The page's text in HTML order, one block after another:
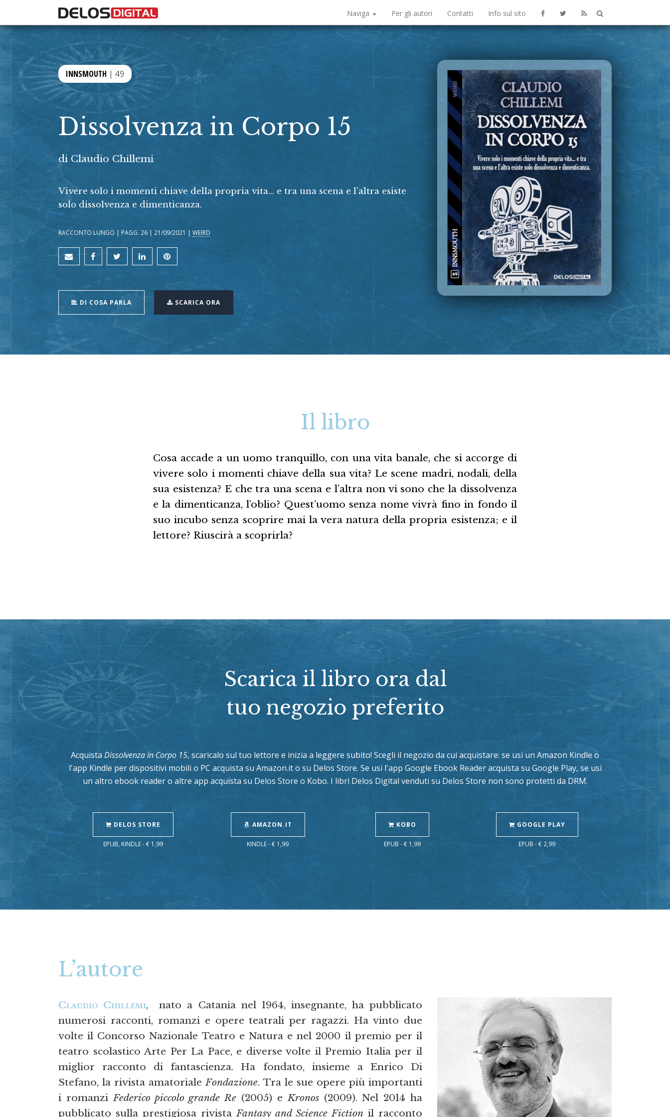
Naviga Per gli autori Contatti Info sul sito
INNSMOUTH | 49
Dissolvenza in Corpo 15
di Claudio Chillemi
Vivere solo i momenti chiave della propria vita... e tra una scena e l’altra esiste
solo dissolvenza e dimenticanza.
RACCONTO LUNGO | PAGG. 26 | 21/09/2021 | WEIRD
DI COSA PARLA SCARICA ORA
Il libro
Cosa accade a un uomo tranquillo, con una vita banale, che si accorge di
vivere solo i momenti chiave della sua vita? Le scene madri, nodali, della
sua esistenza? E che tra una scena e l’altra non vi sono che la dissolvenza
e la dimenticanza, l’oblio? Quest’uomo senza nome vivrà fino in fondo il
suo incubo senza scoprire mai la vera natura della propria esistenza; e il
lettore? Riuscirà a scoprirla?
Scarica il libro ora dal
tuo negozio preferito
Acquista Dissolvenza in Corpo 15, scaricalo sul tuo lettore e inizia a leggere subito! Scegli il negozio da cui acquistare: se usi un Amazon Kindle o
l'app Kindle per dispositivi mobili o PC acquista su Amazon.it o su Delos Store. Se usi l'app Google Ebook Reader acquista su Google Play, se usi
un altro ebook reader o altre app acquista su Delos Store o Kobo. I libri Delos Digital venduti su Delos Store non sono protetti da DRM.
DELOS STORE
EPUB, KINDLE - € 1,99
AMAZON.IT
KINDLE - € 1,99
KOBO
EPUB - € 1,99
GOOGLE PLAY
EPUB - € 2,99
L’autore
Claudio Chillemi, nato a Catania nel 1964, insegnante, ha pubblicato
numerosi racconti, romanzi e opere teatrali per ragazzi. Ha vinto due
volte il Concorso Nazionale Teatro e Natura e nel 2000 il premio per il
teatro scolastico Arte Per La Pace, e diverse volte il Premio Italia per il
miglior racconto di fantascienza. Ha fondato, insieme a Enrico Di
Stefano, la rivista amatorialeFondazione. Tra le sue opere più importanti
i romanziFederico piccolo grande Re (2005) eKronos(2009). Nel 2014 ha
pubblicato sulla prestigiosa rivistaFantasy and Science Fiction il racconto